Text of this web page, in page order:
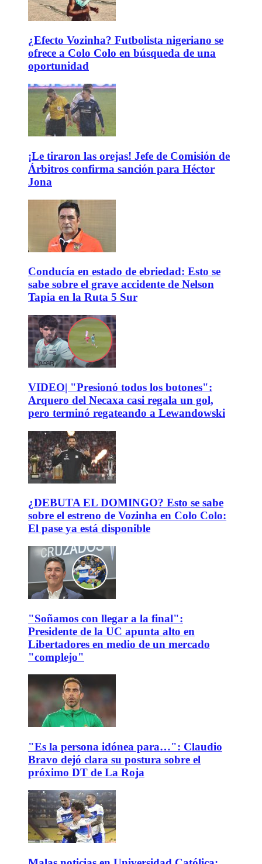
¿Efecto Vozinha? Futbolista nigeriano se
ofrece a Colo Colo en búsqueda de una
oportunidad
¡Le tiraron las orejas! Jefe de Comisión de
Árbitros confirma sanción para Héctor
Jona
Conducía en estado de ebriedad: Esto se
sabe sobre el grave accidente de Nelson
Tapia en la Ruta 5 Sur
VIDEO| "Presionó todos los botones":
Arquero del Necaxa casi regala un gol,
pero terminó regateando a Lewandowski
¿DEBUTA EL DOMINGO? Esto se sabe
sobre el estreno de Vozinha en Colo Colo:
El pase ya está disponible
"Soñamos con llegar a la final":
Presidente de la UC apunta alto en
Libertadores en medio de un mercado
"complejo"
"Es la persona idónea para…": Claudio
Bravo dejó clara su postura sobre el
próximo DT de La Roja